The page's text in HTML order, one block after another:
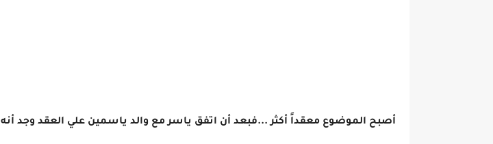
أصبح الموضوع معقداً أكثر ...فبعد أن اتفق ياسر مع والد ياسمين علي العقد وجد أنه